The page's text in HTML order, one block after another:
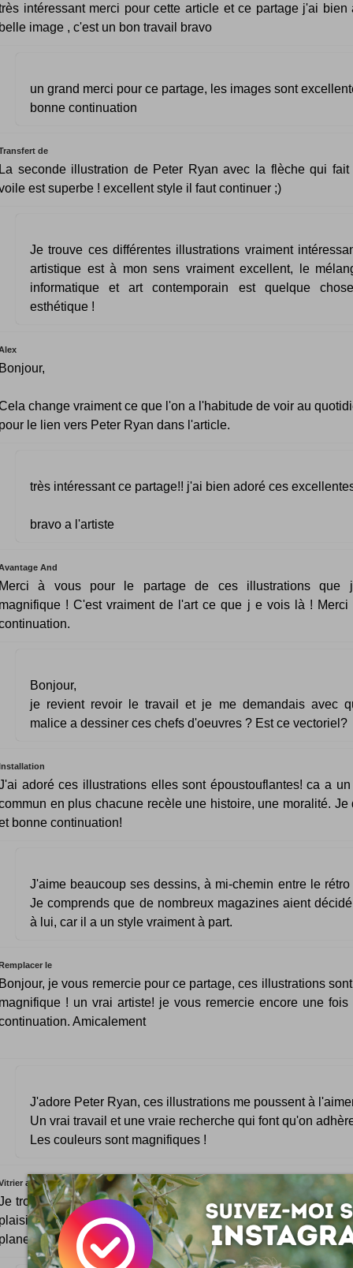
intéressant merci pour cette article et ce partage j'ai bien
image , c'est un bon travail bravo
un grand merci pour ce partage, les images sont
bonne continuation
de
seconde illustration de Peter Ryan avec la flèche qui fait
est superbe ! excellent style il faut continuer ;)
Je trouve ces différentes illustrations vraiment
artistique est à mon sens vraiment excellent, le
informatique et art contemporain est quelque
esthétique !
change vraiment ce que l'on a l'habitude de voir au
le lien vers Peter Ryan dans l'article.
très intéressant ce partage!! j'ai bien adoré ces
bravo a l'artiste
And
à vous pour le partage de ces illustrations que
! C'est vraiment de l'art ce que j e vois là ! Merci
Bonjour,
je revient revoir le travail et je me demandais avec
malice a dessiner ces chefs d'oeuvres ? Est ce vectoriel?
adoré ces illustrations elles sont époustouflantes! ca a
en plus chacune recèle une histoire, une moralité. Je
bonne continuation!
J'aime beaucoup ses dessins, à mi-chemin entre le
Je comprends que de nombreux magazines aient
à lui, car il a un style vraiment à part.
le
je vous remercie pour ce partage, ces illustrations
! un vrai artiste! je vous remercie encore une fois
Amicalement
J'adore Peter Ryan, ces illustrations me poussent à
Un vrai travail et une vraie recherche qui font qu'on
Les couleurs sont magnifiques !
anti
trouve que ces images sont atypiques et pas fréquente et
a les regarder et ma préférée reste la première photo
:)